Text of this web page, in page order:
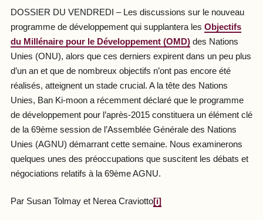
DOSSIER DU VENDREDI – Les discussions sur le nouveau
programme de développement qui supplantera les Objectifs
du Millénaire pour le Développement (OMD)des Nations
Unies (ONU), alors que ces derniers expirent dans un peu plus
d’un an et que de nombreux objectifs n’ont pas encore été
réalisés, atteignent un stade crucial. A la tête des Nations
Unies, Ban Ki-moon a récemment déclaré que le programme
de développement pour l’après-2015 constituera un élément clé
de la 69ème session de l’Assemblée Générale des Nations
Unies (AGNU) démarrant cette semaine. Nous examinerons
quelques unes des préoccupations que suscitent les débats et
négociations relatifs à la 69ème AGNU.
Par Susan Tolmay et Nerea Craviotto[i]